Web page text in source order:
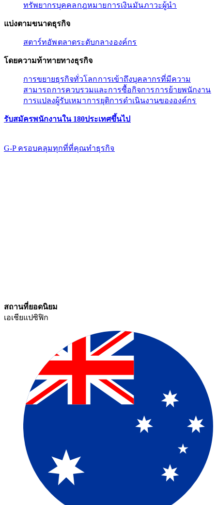
ทรัพยากรบุคคล​​กฎหมาย​​การเงิน​​มัน​​ภาวะผู้นํา​​
แบ่งตามขนาดธุรกิจ​​
สตาร์ทอัพ​​ตลาดระดับกลาง​​องค์กร​​
โดยความท้าทายทางธุรกิจ​​
การขยายธุรกิจทั่วโลก​​การเข้าถึงบุคลากรที่มีความ
สามารถ​​การควบรวมและการซื้อกิจการ​​การย้ายพนักงาน​​
การแปลงผู้รับเหมา​​การยุติการดำเนินงานขององค์กร​​
รับสมัครพนักงานใน 180ประเทศขึ้นไป​​
G-P ครอบคลุมทุกที่ที่คุณทําธุรกิจ​​
สถานที่ยอดนิยม​​
เอเชียแปซิฟิก​​